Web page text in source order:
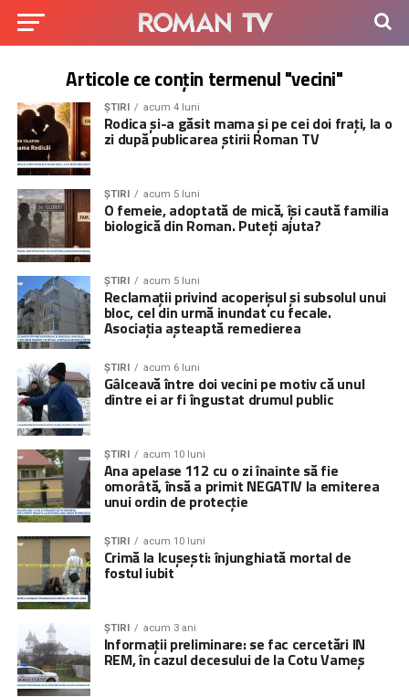
Articole ce conțin termenul "vecini"
ȘTIRI acum 4 luni
Rodica și-a găsit mama și pe cei doi frați, la o
zi după publicarea știrii Roman TV
ȘTIRI acum 5 luni
O femeie, adoptată de mică, își caută familia
biologică din Roman. Puteți ajuta?
ȘTIRI acum 5 luni
Reclamații privind acoperișul și subsolul unui
bloc, cel din urmă inundat cu fecale.
Asociația așteaptă remedierea
ȘTIRI acum 6 luni
Gâlceavă între doi vecini pe motiv că unul
dintre ei ar fi îngustat drumul public
ȘTIRI acum 10 luni
Ana apelase 112 cu o zi înainte să fie
omorâtă, însă a primit NEGATIV la emiterea
unui ordin de protecție
ȘTIRI acum 10 luni
Crimă la Icușești: înjunghiată mortal de
fostul iubit
ȘTIRI acum 3 ani
Informații preliminare: se fac cercetări IN
REM, în cazul decesului de la Cotu Vameș